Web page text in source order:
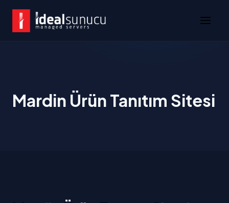
Mardin Ürün Tanıtım Sitesi